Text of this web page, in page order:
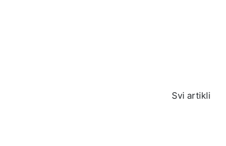
Svi artikli